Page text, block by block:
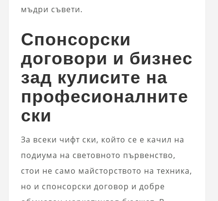
мъдри съвети.
Спонсорски
договори и бизнес
зад кулисите на
професионалните
ски
За всеки чифт ски, който се е качил на
подиума на световното първенство,
стои не само майсторството на техника,
но и спонсорски договор и добре